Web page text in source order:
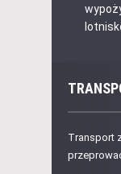
Transport